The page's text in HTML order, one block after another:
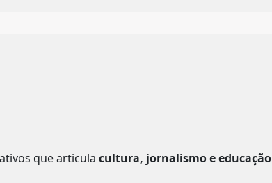
que articula cultura, jornalismo e educação